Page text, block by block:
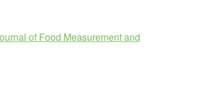
of Food Measurement and